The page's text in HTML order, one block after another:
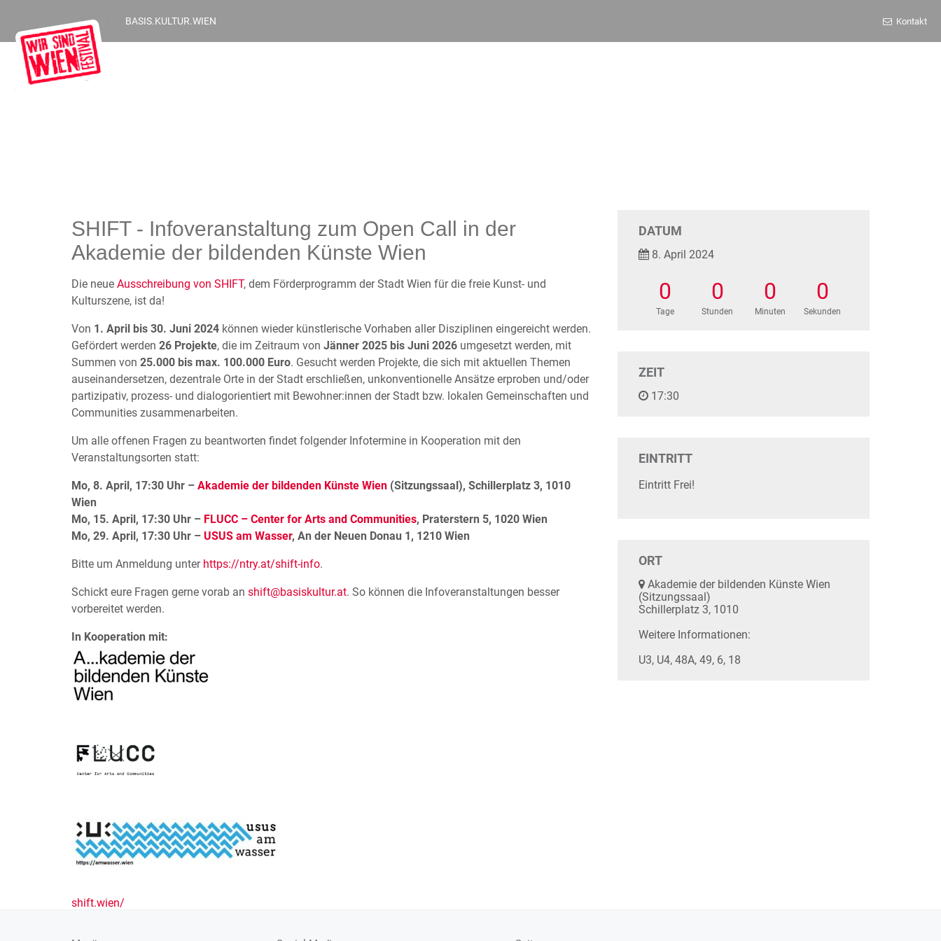
BASIS.KULTUR.WIEN Kontakt
SHIFT - Infoveranstaltung zum Open Call in der
Akademie der bildenden Künste Wien
Die neue Ausschreibung von SHIFT, dem Förderprogramm der Stadt Wien für die freie Kunst- und
Kulturszene, ist da!
Von 1. April bis 30. Juni 2024 können wieder künstlerische Vorhaben aller Disziplinen eingereicht werden.
Gefördert werden 26 Projekte, die im Zeitraum von Jänner 2025 bis Juni 2026 umgesetzt werden, mit
Summen von 25.000 bis max. 100.000 Euro. Gesucht werden Projekte, die sich mit aktuellen Themen
auseinandersetzen, dezentrale Orte in der Stadt erschließen, unkonventionelle Ansätze erproben und/oder
partizipativ, prozess- und dialogorientiert mit Bewohner:innen der Stadt bzw. lokalen Gemeinschaften und
Communities zusammenarbeiten.
Um alle offenen Fragen zu beantworten findet folgender Infotermine in Kooperation mit den
Veranstaltungsorten statt:
Mo, 8. April, 17:30 Uhr – Akademie der bildenden Künste Wien (Sitzungssaal), Schillerplatz 3, 1010
Wien
Mo, 15. April, 17:30 Uhr – FLUCC – Center for Arts and Communities, Praterstern 5, 1020 Wien
Mo, 29. April, 17:30 Uhr – USUS am Wasser, An der Neuen Donau 1, 1210 Wien
Bitte um Anmeldung unter https://ntry.at/shift-info.
Schickt eure Fragen gerne vorab an shift@basiskultur.at. So können die Infoveranstaltungen besser
vorbereitet werden.
In Kooperation mit:
shift.wien/
DATUM
8. April 2024
0
Tage
0
Stunden
0
Minuten
0
Sekunden
ZEIT
17:30
EINTRITT
Eintritt Frei!
ORT
Akademie der bildenden Künste Wien
(Sitzungssaal)
Schillerplatz 3, 1010
Weitere Informationen:
U3, U4, 48A, 49, 6, 18